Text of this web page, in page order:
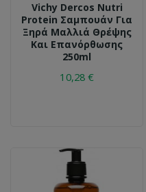
Vichy Dercos Nutri
Protein Σαμπουάν Για
Ξηρά Μαλλιά Θρέψης
Και Επανόρθωσης
250ml
10,28 €